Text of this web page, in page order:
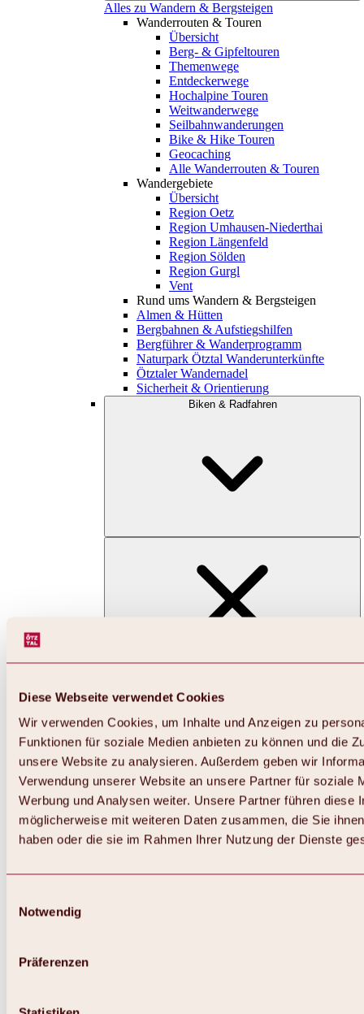
Diese Webseite verwendet Cookies
Wir verwenden Cookies, um Inhalte und Anzeigen zu
Funktionen für soziale Medien anbieten zu können und die
unsere Website zu analysieren. Außerdem geben wir
Verwendung unserer Website an unsere Partner für soziale
Werbung und Analysen weiter. Unsere Partner führen diese
möglicherweise mit weiteren Daten zusammen, die Sie
haben oder die sie im Rahmen Ihrer Nutzung der Dienste
Notwendig
Präferenzen
Alles zu Wandern & Bergsteigen
Wanderrouten & Touren
Übersicht
Berg- & Gipfeltouren
Themenwege
Entdeckerwege
Hochalpine Touren
Weitwanderwege
Seilbahnwanderungen
Bike & Hike Touren
Geocaching
Alle Wanderrouten & Touren
Wandergebiete
Übersicht
Region Oetz
Region Umhausen-Niederthai
Region Längenfeld
Region Sölden
Region Gurgl
Vent
Rund ums Wandern & Bergsteigen
Almen & Hütten
Bergbahnen & Aufstiegshilfen
Bergführer & Wanderprogramm
Naturpark Ötztal Wanderunterkünfte
Ötztaler Wandernadel
Sicherheit & Orientierung
Biken & Radfahren